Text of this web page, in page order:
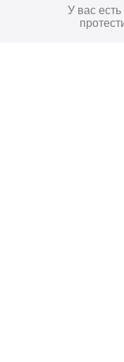
У вас